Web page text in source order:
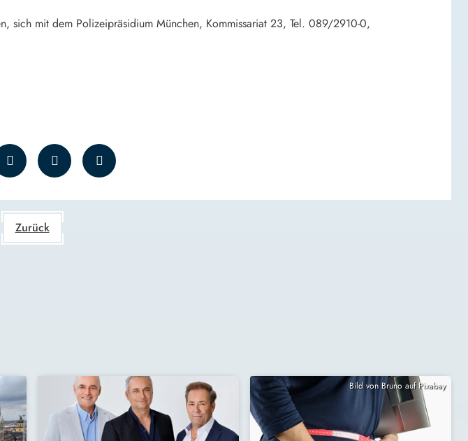
sich mit dem Polizeipräsidium München, Kommissariat 23, Tel. 089/2910-0,
Zurück
Bild von Bruno auf Pixabay